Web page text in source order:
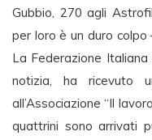
Gubbio, 270 agli
per loro è un duro colpo
La Federazione
notizia, ha ricevuto
all’Associazione “Il
quattrini sono arrivati